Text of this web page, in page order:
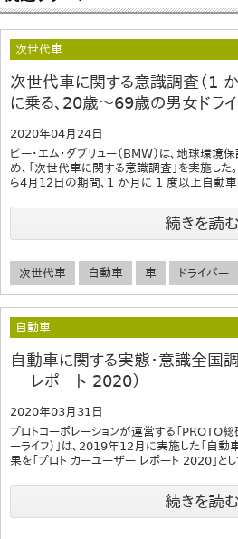
次世代車
次世代車に関する意識調査（1
に乗る、20歳～69歳の男女ドラ
2020年04月24日
ビー・エム・ダブリュー（BMW）は、地球環
め、「次世代車に関する意識調査」を実施し
ら4月12日の期間、1 か月に 1 度以上自動
続きを読
次世代車 自動車 車 ドライバー
自動車
自動車に関する実態・意識全国
ー レポート 2020）
2020年03月31日
プロトコーポレーションが運営する「PROTO総
ーライフ）」は、2019年12月に実施した「自動
果を「プロト カーユーザー レポート 2020」と
続きを読